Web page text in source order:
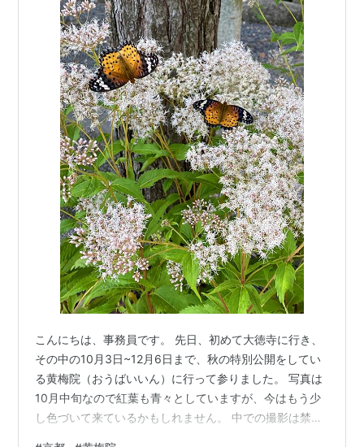
こんにちは、事務員です。 先日、初めて大徳寺に行き、
その中の10月3日~12月6日まで、秋の特別公開をしてい
る黄梅院（おうばいいん）に行って参りました。 写真は
10月中旬なので紅葉も青々としていますが、今はもう少
し色づいて来ているかもしれません。 中での撮影は禁止